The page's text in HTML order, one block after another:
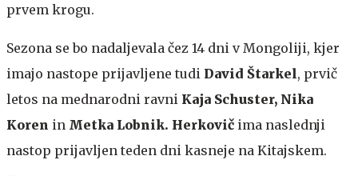
prvem krogu.
Sezona se bo nadaljevala čez 14 dni v Mongoliji, kjer
imajo nastope prijavljene tudi David Štarkel, prvič
letos na mednarodni ravni Kaja Schuster, Nika
Koren in Metka Lobnik. Herkovič ima naslednji
nastop prijavljen teden dni kasneje na Kitajskem.